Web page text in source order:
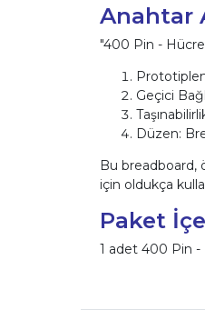
Anahtar
"400 Pin -
Geçici
Düzen:
Bu breadboard,
için oldukça
Paket
1 adet 400 Pin